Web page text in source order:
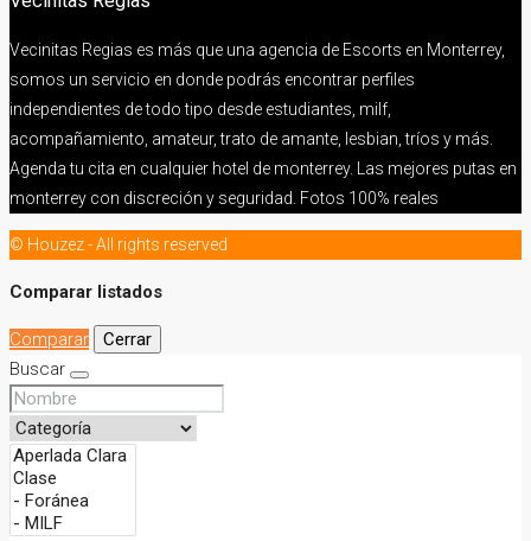
Vecinitas Regias es más que una agencia de Escorts en Monterrey,
somos un servicio en donde podrás encontrar perfiles
independientes de todo tipo desde estudiantes, milf,
acompañamiento, amateur, trato de amante, lesbian, tríos y más.
Agenda tu cita en cualquier hotel de monterrey. Las mejores putas en
monterrey con discreción y seguridad. Fotos 100% reales
© Houzez - All rights reserved
Comparar listados
Comparar
Cerrar
Buscar